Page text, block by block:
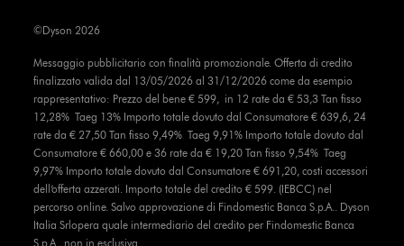
Messaggio pubblicitario con finalità promozionale. Offerta di credito
finalizzato valida dal 13/05/2026 al 31/12/2026 come da esempio
rappresentativo: Prezzo del bene € 599, in 12 rate da € 53,3 Tan fisso
12,28% Taeg 13% Importo totale dovuto dal Consumatore € 639,6, 24
rate da € 27,50 Tan fisso 9,49% Taeg 9,91% Importo totale dovuto dal
Consumatore € 660,00 e 36 rate da € 19,20 Tan fisso 9,54% Taeg
9,97% Importo totale dovuto dal Consumatore € 691,20, costi accessori
dell’offerta azzerati. Importo totale del credito € 599. (IEBCC) nel
percorso online. Salvo approvazione di Findomestic Banca S.p.A.. Dyson
Italia Srlopera quale intermediario del credito per Findomestic Banca
S.p.A., non in esclusiva.
©Dyson 2026